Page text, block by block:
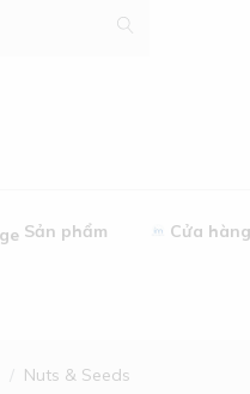
Sản phẩm Cửa hàng
Nuts & Seeds